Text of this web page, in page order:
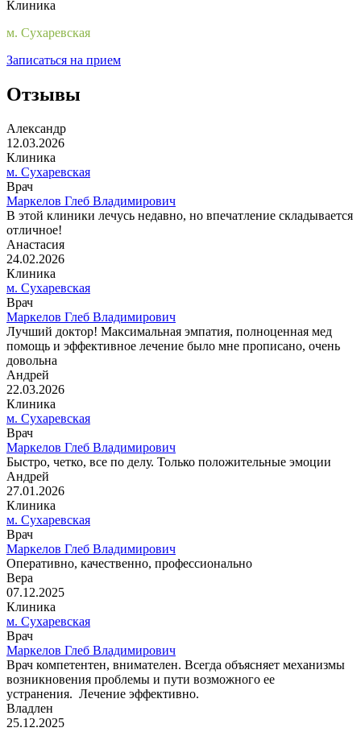
Клиника
м. Сухаревская
Записаться на прием
Отзывы
Александр
12.03.2026
Клиника
м. Сухаревская
Врач
Маркелов Глеб Владимирович
В этой клиники лечусь недавно, но впечатление складывается
отличное!
Анастасия
24.02.2026
Клиника
м. Сухаревская
Врач
Маркелов Глеб Владимирович
Лучший доктор! Максимальная эмпатия, полноценная мед
помощь и эффективное лечение было мне прописано, очень
довольна
Андрей
22.03.2026
Клиника
м. Сухаревская
Врач
Маркелов Глеб Владимирович
Быстро, четко, все по делу. Только положительные эмоции
Андрей
27.01.2026
Клиника
м. Сухаревская
Врач
Маркелов Глеб Владимирович
Оперативно, качественно, профессионально
Вера
07.12.2025
Клиника
м. Сухаревская
Врач
Маркелов Глеб Владимирович
Врач компетентен, внимателен. Всегда объясняет механизмы
возникновения проблемы и пути возможного ее
устранения. Лечение эффективно.
Владлен
25.12.2025